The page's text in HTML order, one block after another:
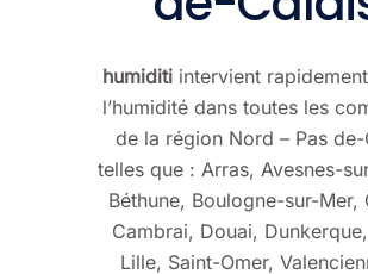
humiditi intervient
l’humidité dans toutes les
de la région Nord – Pas de-
telles que : Arras, Avesnes-
Béthune, Boulogne-sur-Mer,
Cambrai, Douai, Dunkerque,
Lille, Saint-Omer,